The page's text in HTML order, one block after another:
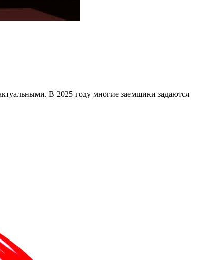
В 2025 году многие заемщики задаются